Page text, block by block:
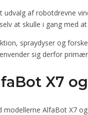
udvalg af robotdrevne
at skulle i gang med
spraydyser og
sig derfor
X7
AlfaBot X7